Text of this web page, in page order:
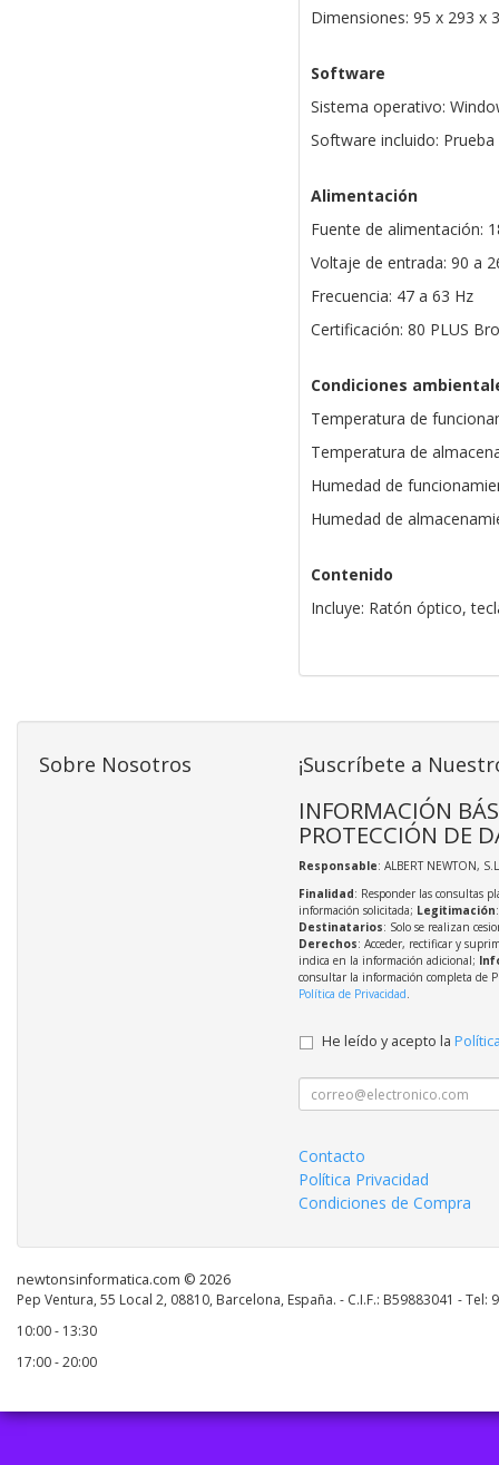
Dimensiones: 95 x 293 x
Software
Sistema operativo:
Software incluido:
Alimentación
Fuente de alimentación:
Voltaje de entrada: 90 a
Frecuencia: 47 a 63 Hz
Certificación: 80 PLUS
Condiciones
Temperatura de
Temperatura de
Humedad de
Humedad de
Contenido
Incluye: Ratón óptico,
Sobre Nosotros ¡Suscríbete a
INFORMACIÓN
PROTECCIÓN DE
Responsable: ALBERT NEWTON,
Finalidad: Responder las consultas
información solicitada; Legitimación
Destinatarios: Solo se realizan
Derechos: Acceder, rectificar y
indica en la información adicional;
consultar la información completa de
Política de Privacidad.
He leído y acepto la
Contacto
Política Privacidad
Condiciones de Compra
newtonsinformatica.com © 2026
Pep Ventura, 55 Local 2, 08810, Barcelona, España. - C.I.F.: B59883041 - Tel:
10:00 - 13:30
17:00 - 20:00